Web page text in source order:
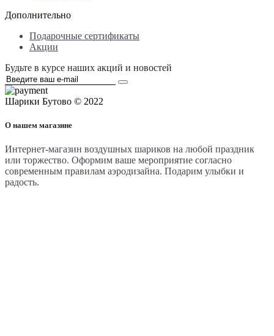
Дополнительно
Подарочные сертификаты
Акции
Будьте в курсе наших акций и новостей
Шарики Бутово © 2022
О нашем магазине
Интернет-магазин воздушных шариков на любой праздник
или торжество. Оформим ваше мероприятие согласно
современным правилам аэродизайна. Подарим улыбки и
радость.